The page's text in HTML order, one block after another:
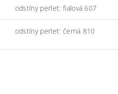
odstíny perlet: fialová 607
odstíny perlet: černá 810